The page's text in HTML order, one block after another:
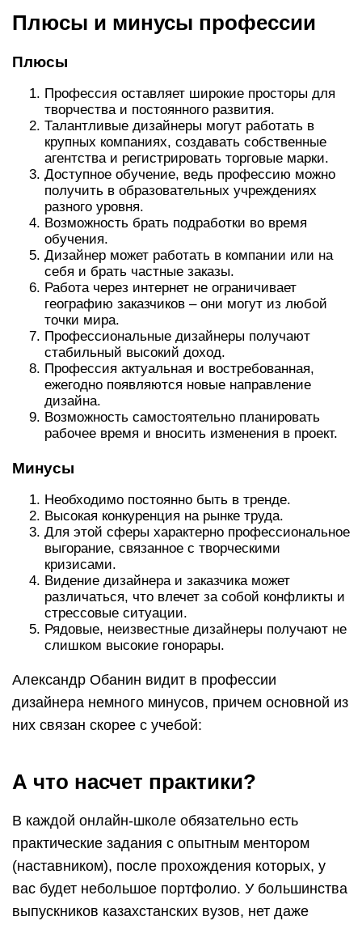
Плюсы и минусы профессии
Плюсы
Профессия оставляет широкие просторы для
творчества и постоянного развития.
Талантливые дизайнеры могут работать в
крупных компаниях, создавать собственные
агентства и регистрировать торговые марки.
Доступное обучение, ведь профессию можно
получить в образовательных учреждениях
разного уровня.
Возможность брать подработки во время
обучения.
Дизайнер может работать в компании или на
себя и брать частные заказы.
Работа через интернет не ограничивает
географию заказчиков – они могут из любой
точки мира.
Профессиональные дизайнеры получают
стабильный высокий доход.
Профессия актуальная и востребованная,
ежегодно появляются новые направление
дизайна.
Возможность самостоятельно планировать
рабочее время и вносить изменения в проект.
Минусы
Необходимо постоянно быть в тренде.
Высокая конкуренция на рынке труда.
Для этой сферы характерно профессиональное
выгорание, связанное с творческими
кризисами.
Видение дизайнера и заказчика может
различаться, что влечет за собой конфликты и
стрессовые ситуации.
Рядовые, неизвестные дизайнеры получают не
слишком высокие гонорары.
Александр Обанин видит в профессии
дизайнера немного минусов, причем основной из
них связан скорее с учебой:
А что насчет практики?
В каждой онлайн-школе обязательно есть
практические задания с опытным ментором
(наставником), после прохождения которых, у
вас будет небольшое портфолио. У большинства
выпускников казахстанских вузов, нет даже